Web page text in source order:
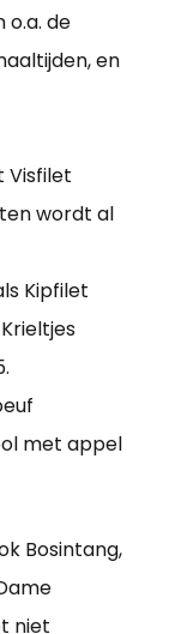
o.a. de
en
Visfilet
wordt al
Kipfilet
met appel
Bosintang,
niet